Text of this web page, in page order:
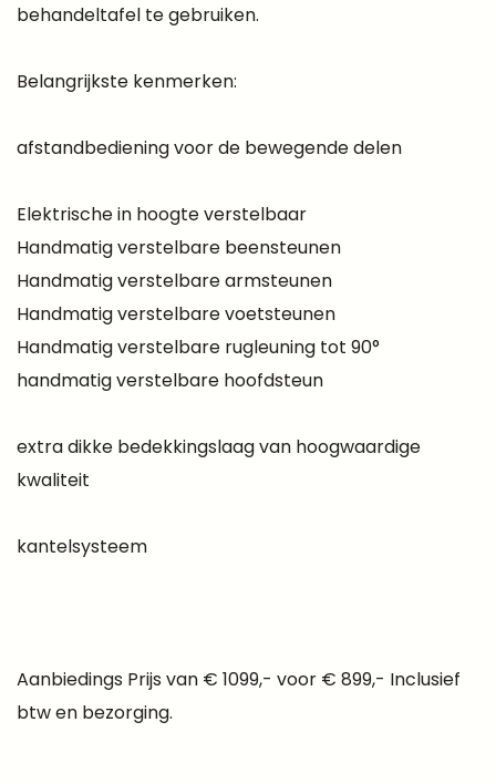
behandeltafel te gebruiken.
Belangrijkste kenmerken:
afstandbediening voor de bewegende delen
Elektrische in hoogte verstelbaar
Handmatig verstelbare beensteunen
Handmatig verstelbare armsteunen
Handmatig verstelbare voetsteunen
Handmatig verstelbare rugleuning tot 90°
handmatig verstelbare hoofdsteun
extra dikke bedekkingslaag van hoogwaardige
kwaliteit
kantelsysteem
Aanbiedings Prijs van € 1099,- voor € 899,- Inclusief
btw en bezorging.